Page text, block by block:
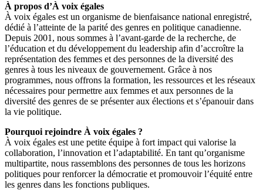
À propos d’À voix égales
À voix égales est un organisme de bienfaisance national enregistré,
dédié à l’atteinte de la parité des genres en politique canadienne.
Depuis 2001, nous sommes à l’avant-garde de la recherche, de
l’éducation et du développement du leadership afin d’accroître la
représentation des femmes et des personnes de la diversité des
genres à tous les niveaux de gouvernement. Grâce à nos
programmes, nous offrons la formation, les ressources et les réseaux
nécessaires pour permettre aux femmes et aux personnes de la
diversité des genres de se présenter aux élections et s’épanouir dans
la vie politique.
Pourquoi rejoindre À voix égales ?
À voix égales est une petite équipe à fort impact qui valorise la
collaboration, l’innovation et l’adaptabilité. En tant qu’organisme
multipartite, nous rassemblons des personnes de tous les horizons
politiques pour renforcer la démocratie et promouvoir l’équité entre
les genres dans les fonctions publiques.